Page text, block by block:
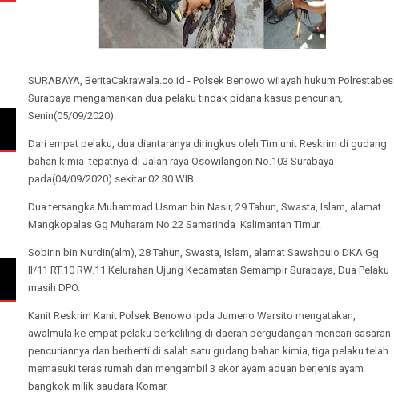
SURABAYA, BeritaCakrawala.co.id - Polsek Benowo wilayah hukum Polrestabes
Surabaya mengamankan dua pelaku tindak pidana kasus pencurian,
Senin(05/09/2020).
Dari empat pelaku, dua diantaranya diringkus oleh Tim unit Reskrim di gudang
bahan kimia tepatnya di Jalan raya Osowilangon No.103 Surabaya
pada(04/09/2020) sekitar 02.30 WIB.
Dua tersangka Muhammad Usman bin Nasir, 29 Tahun, Swasta, Islam, alamat
Mangkopalas Gg Muharam No.22 Samarinda Kalimantan Timur.
Sobirin bin Nurdin(alm), 28 Tahun, Swasta, Islam, alamat Sawahpulo DKA Gg
II/11 RT.10 RW.11 Kelurahan Ujung Kecamatan Semampir Surabaya, Dua Pelaku
masih DPO.
Kanit Reskrim Kanit Polsek Benowo Ipda Jumeno Warsito mengatakan,
awalmula ke empat pelaku berkeliling di daerah pergudangan mencari sasaran
pencuriannya dan berhenti di salah satu gudang bahan kimia, tiga pelaku telah
memasuki teras rumah dan mengambil 3 ekor ayam aduan berjenis ayam
bangkok milik saudara Komar.